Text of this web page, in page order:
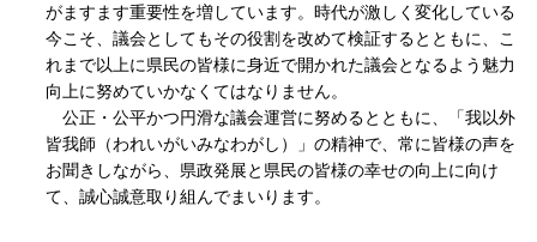
がますます重要性を増しています。時代が激しく変化している
今こそ、議会としてもその役割を改めて検証するとともに、こ
れまで以上に県民の皆様に身近で開かれた議会となるよう魅力
向上に努めていかなくてはなりません。
公正・公平かつ円滑な議会運営に努めるとともに、「我以外
皆我師（われいがいみなわがし）」の精神で、常に皆様の声を
お聞きしながら、県政発展と県民の皆様の幸せの向上に向け
て、誠心誠意取り組んでまいります。